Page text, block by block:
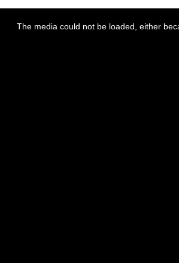
The media could not be loaded, either